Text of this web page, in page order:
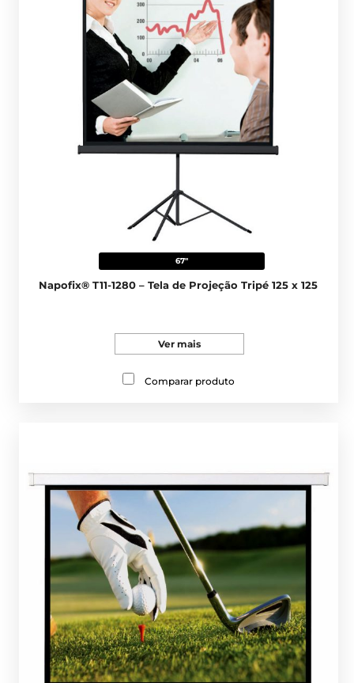
67"
Napofix® T11-1280 – Tela de Projeção Tripé 125 x 125
Ver mais
Comparar produto